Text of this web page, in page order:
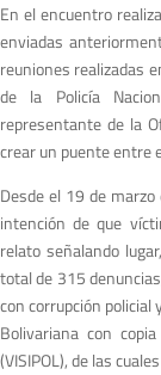
En el encuentro
enviadas
reuniones realizadas
de la Policía
representante de la
crear un puente entre
Desde el 19 de marzo
intención de que
relato señalando
total de 315
con corrupción policial
Bolivariana con
(VISIPOL), de las